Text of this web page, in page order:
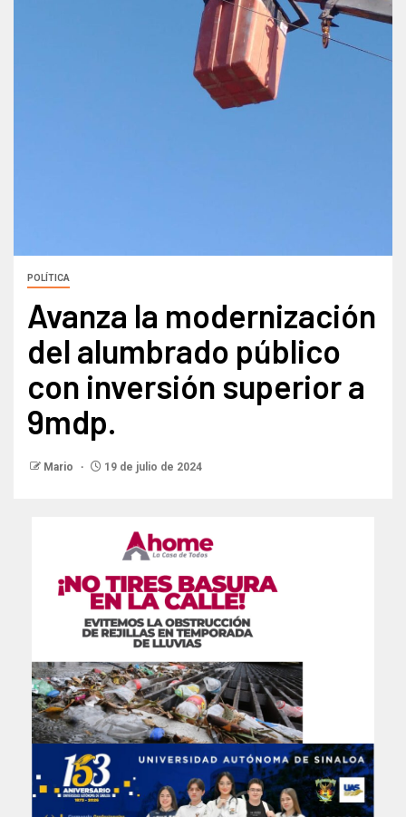
POLÍTICA
Avanza la modernización
del alumbrado público
con inversión superior a
9mdp.
Mario 19 de julio de 2024